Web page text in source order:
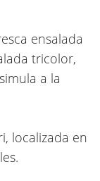
ensalada
tricolor,
a la
localizada en